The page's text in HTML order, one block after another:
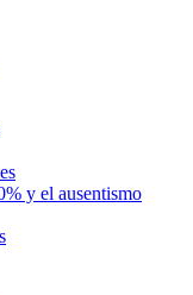
y el ausentismo